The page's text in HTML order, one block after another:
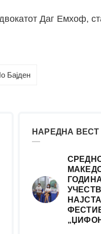
Даг Емхоф,
Бајден
НАРЕДНА ВЕСТ